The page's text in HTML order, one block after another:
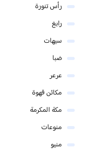
رأس تنورة
رابغ
سيهات
ضبا
عرعر
مكائن قهوة
مكة المكرمة
منوعات
منيو